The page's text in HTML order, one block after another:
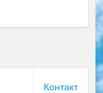
Контакт